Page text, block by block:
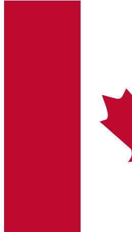
En dialogue avec B. Braun.